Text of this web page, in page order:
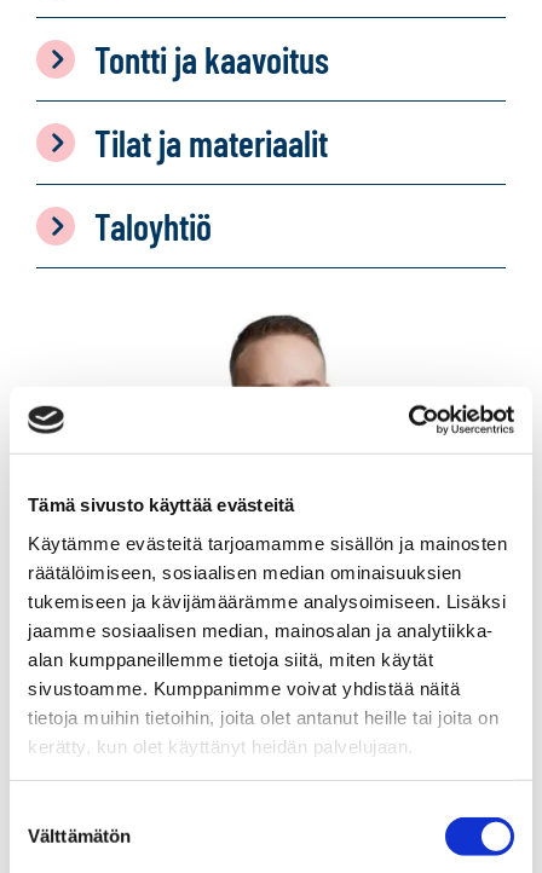
Tämä sivusto käyttää evästeitä
Käytämme evästeitä tarjoamamme sisällön ja mainosten
räätälöimiseen, sosiaalisen median ominaisuuksien
tukemiseen ja kävijämäärämme analysoimiseen. Lisäksi
jaamme sosiaalisen median, mainosalan ja analytiikka-
alan kumppaneillemme tietoja siitä, miten käytät
sivustoamme. Kumppanimme voivat yhdistää näitä
tietoja muihin tietoihin, joita olet antanut heille tai joita on
kerätty, kun olet käyttänyt heidän palvelujaan.
valinta
Välttämätön
Tontti ja kaavoitus
Tilat ja materiaalit
Taloyhtiö